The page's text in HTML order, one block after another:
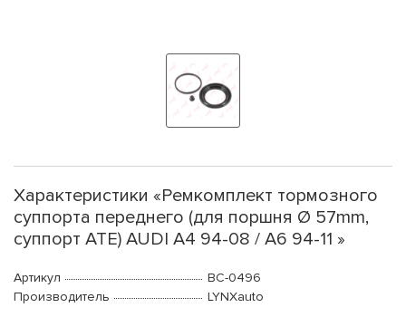
Характеристики «Ремкомплект тормозного
суппорта переднего (для поршня Ø 57mm,
суппорт ATE) AUDI A4 94-08 / A6 94-11 »
Артикул
BC-0496
Производитель
LYNXauto